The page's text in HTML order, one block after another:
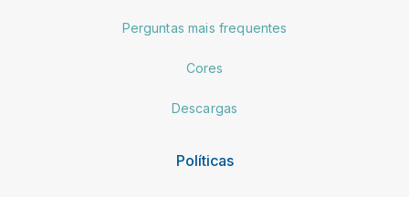
Perguntas mais frequentes
Cores
Descargas
Políticas